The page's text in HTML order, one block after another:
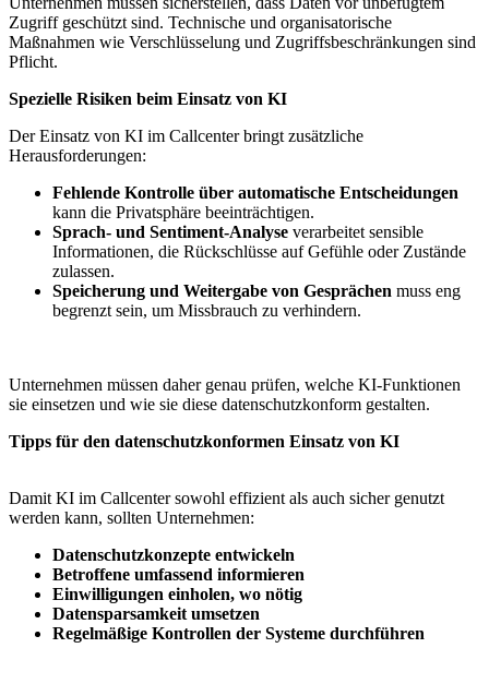
Zugriff geschützt sind. Technische und organisatorische
Maßnahmen wie Verschlüsselung und Zugriffsbeschränkungen sind
Pflicht.
Spezielle Risiken beim Einsatz von KI
Der Einsatz von KI im Callcenter bringt zusätzliche
Herausforderungen:
Fehlende Kontrolle über automatische Entscheidungen
kann die Privatsphäre beeinträchtigen.
Sprach- und Sentiment-Analyse verarbeitet sensible
Informationen, die Rückschlüsse auf Gefühle oder Zustände
zulassen.
Speicherung und Weitergabe von Gesprächen muss eng
begrenzt sein, um Missbrauch zu verhindern.
Unternehmen müssen daher genau prüfen, welche KI-Funktionen
sie einsetzen und wie sie diese datenschutzkonform gestalten.
Tipps für den datenschutzkonformen Einsatz von KI
Damit KI im Callcenter sowohl effizient als auch sicher genutzt
werden kann, sollten Unternehmen:
Datenschutzkonzepte entwickeln
Betroffene umfassend informieren
Einwilligungen einholen, wo nötig
Datensparsamkeit umsetzen
Regelmäßige Kontrollen der Systeme durchführen